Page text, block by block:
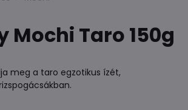
Mochi Taro 150g
meg a taro egzotikus ízét,